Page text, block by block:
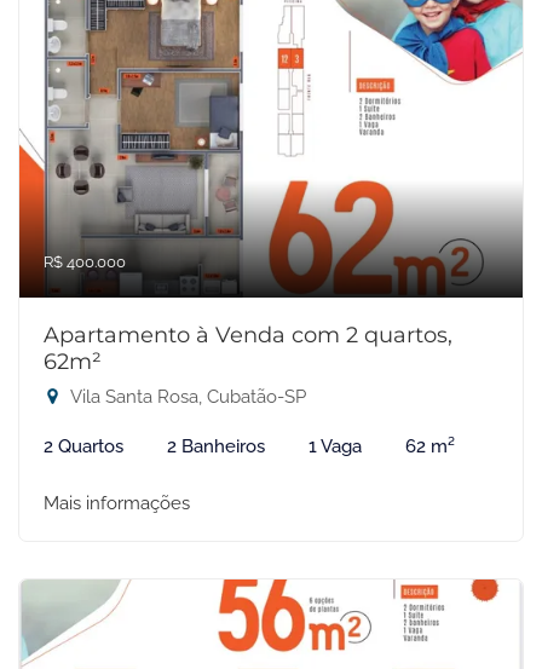
R$ 400.000
Apartamento à Venda com 2 quartos,
62m²
Vila Santa Rosa, Cubatão-SP
2 Quartos 2 Banheiros 1 Vaga 62 m²
Mais informações